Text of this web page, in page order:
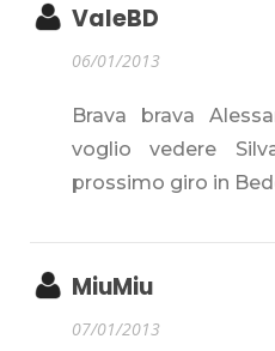
ValeBD
06/01/2013
Brava brava
voglio vedere
prossimo giro in
MiuMiu
07/01/2013